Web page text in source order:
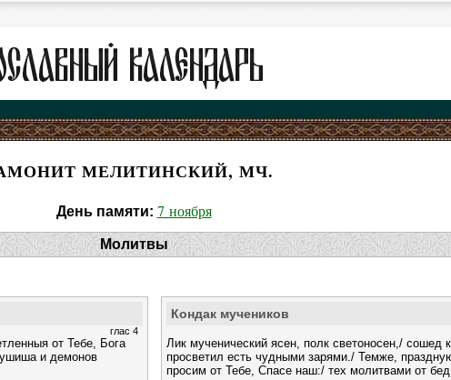
МЕЛИТИНСКИЙ, МЧ.
День памяти: 7 ноября
Молитвы
глас 4
от Тебе, Бога
и демонов
Кондак мучеников
Лик мученический ясен, полк светоносен,/ сошед
просветил есть чудными зарями./ Темже,
просим от Тебе, Спасе наш:/ тех молитвами от